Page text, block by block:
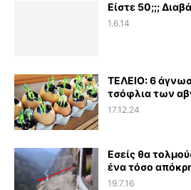
Είστε 50;;;
1.6.14
ΤΕΛΕΙΟ: 6
τσόφλια των
17.12.24
Εσείς θα
ένα τόσο
19.7.16